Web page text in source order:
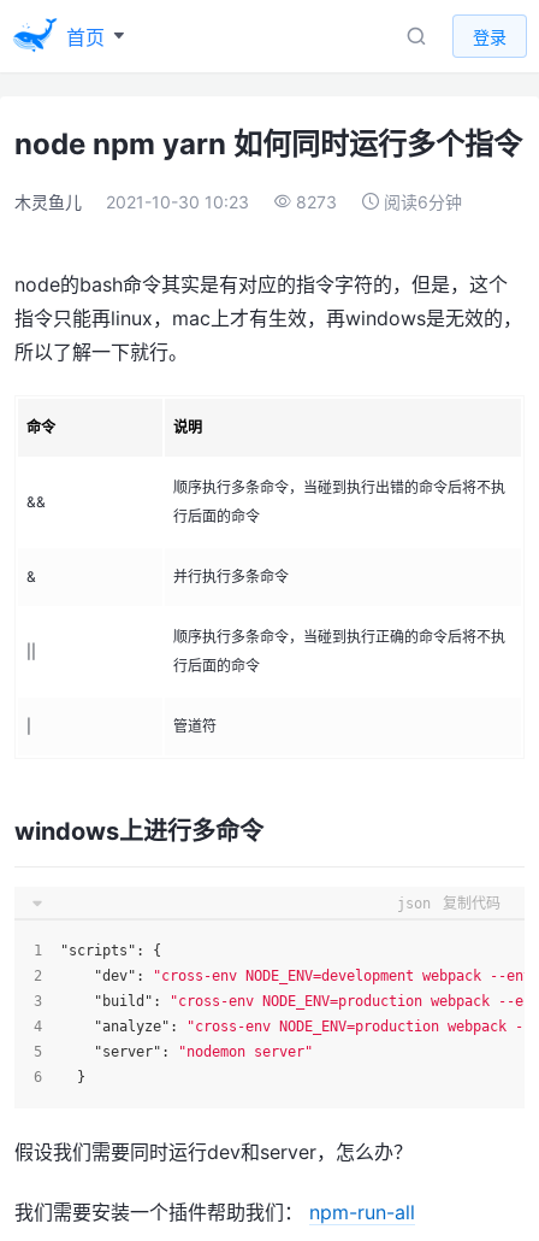
首页 登录
node npm yarn 如何同时运行多个指令
木灵鱼儿 2021-10-30 10:23 8273 阅读6分钟
node的bash命令其实是有对应的指令字符的，但是，这个
指令只能再linux，mac上才有生效，再windows是无效的，
所以了解一下就行。
命令 说明
&&
顺序执行多条命令，当碰到执行出错的命令后将不执
行后面的命令
& 并行执行多条命令
顺序执行多条命令，当碰到执行正确的命令后将不执
行后面的命令
管道符
windows上进行多命令
json 复制代码
"scripts" :
{
"dev" :
"cross-env NODE_ENV=development webpack --
"build" :
"cross-env NODE_ENV=production webpack --
"analyze" :
"cross-env NODE_ENV=production
"server" :
"nodemon server"
}
假设我们需要同时运行dev和server，怎么办？
我们需要安装一个插件帮助我们： npm-run-all